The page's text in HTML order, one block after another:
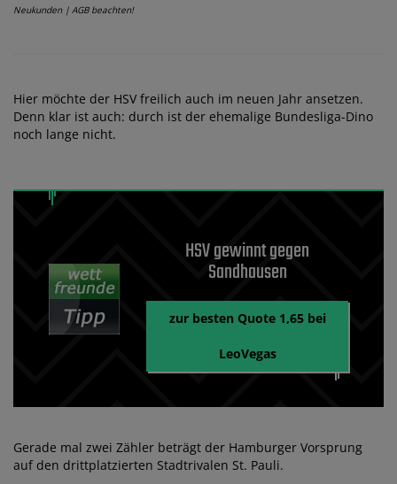
Neukunden | AGB beachten!
Hier möchte der HSV freilich auch im neuen Jahr ansetzen.
Denn klar ist auch: durch ist der ehemalige Bundesliga-Dino
noch lange nicht.
HSV gewinnt gegen
Sandhausen
zur besten Quote 1,65 bei
LeoVegas
Gerade mal zwei Zähler beträgt der Hamburger Vorsprung
auf den drittplatzierten Stadtrivalen St. Pauli.